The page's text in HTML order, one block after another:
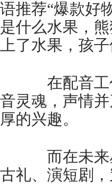
语推荐“爆款好
是什么水果，
上了水果，孩
在配音工
音灵魂，声情
厚的兴趣。
而在未来
古礼、演短剧